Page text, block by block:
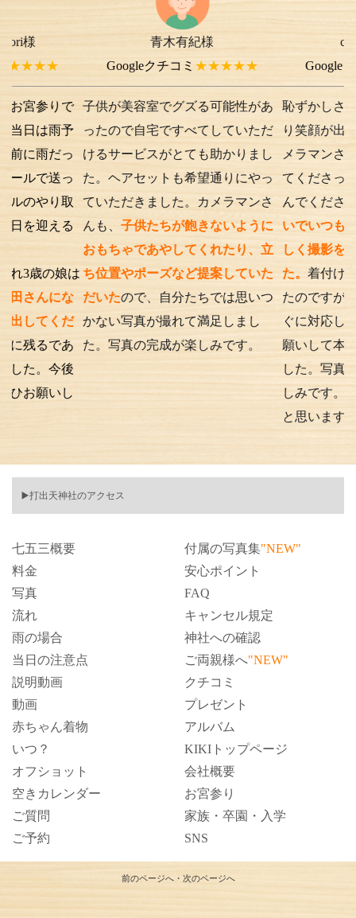
で
予
っ
っ
取
る
は
な
だ
あ
後
し
青木有紀様
Googleクチコミ★★★★★
子供が美容室でグズる可能性があ
ったので自宅ですべてしていただ
けるサービスがとても助かりまし
た。ヘアセットも希望通りにやっ
ていただきました。カメラマンさ
んも、子供たちが飽きないように
おもちゃであやしてくれたり、立
ち位置やポーズなど提案していた
だいたので、自分たちでは思いつ
かない写真が撮れて満足しまし
た。写真の完成が楽しみです。
様
Googleクチコミ
恥ずかしさから最初
り笑顔が出ない子供
メラマンさんが根気
てくださったり落ち
んでくださったり、
いでいつもの笑顔が
しく撮影を行うこと
た。着付けとアテン
たのですが、撮影時
ぐに対応してくださ
願いして本当に良か
した。写真の仕上が
しみです。また次も
と思います。
▶️打出天神社のアクセス
七五三概要
料金
写真
流れ
雨の場合
当日の注意点
説明動画
動画
赤ちゃん着物
いつ？
オフショット
空きカレンダー
ご質問
ご予約
付属の写真集"NEW"
安心ポイント
FAQ
キャンセル規定
神社への確認
ご両親様へ"NEW"
クチコミ
プレゼント
アルバム
KIKIトップページ
会社概要
お宮参り
家族・卒園・入学
SNS
前のページへ・ 次のページへ